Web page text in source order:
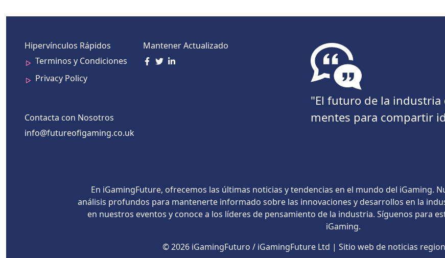
Hipervínculos Rápidos
Terminos y Condiciones
Privacy Policy
Mantener Actualizado
Contacta con Nosotros
info@futureofigaming.co.uk
"El futuro de la industria
mentes para compartir
En iGamingFuture, ofrecemos las últimas noticias y tendencias en el mundo del iGaming.
análisis profundos para mantenerte informado sobre las innovaciones y desarrollos en la
en nuestros eventos y conoce a los líderes de pensamiento de la industria. Síguenos para
iGaming.
© 2026 iGamingFuturo / iGamingFuture Ltd | Sitio web de noticias